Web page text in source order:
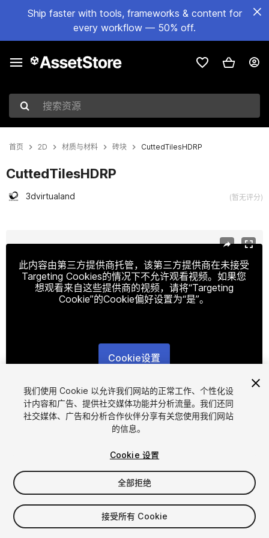
Ship faster with tools, frameworks & content for
every workflow — 50% off.
搜索资源
首页 2D 材质与材料 砖块 CuttedTilesHDRP
CuttedTilesHDRP
3dvirtualand (暂无评分)
此内容由第三方提供商托管，该第三方提供商在未接受
Targeting Cookies的情况下不允许观看视频。如果您
想观看来自这些提供商的视频，请将“Targeting
Cookie”的Cookie偏好设置为“是”。
Cookie设置
1/19
$14.99
增值税将在结算时计算
我们使用 Cookie 以允许我们网站的正常工作、个性化设
计内容和广告、提供社交媒体功能并分析流量。我们还同
社交媒体、广告和分析合作伙伴分享有关您使用我们网站
的信息。
Cookie 设置
全部拒绝
接受所有 Cookie